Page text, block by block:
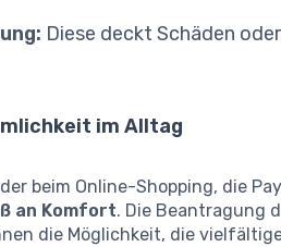
Diese deckt Schäden
im Alltag
beim Online-Shopping, die
an Komfort. Die Beantragung
die Möglichkeit, die